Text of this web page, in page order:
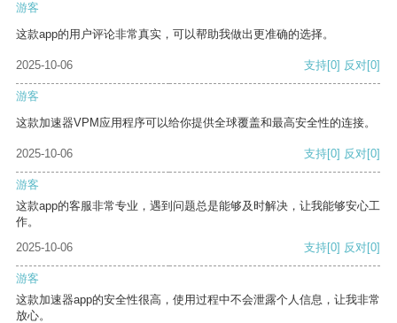
游客
这款app的用户评论非常真实，可以帮助我做出更准确的选择。
2025-10-06 支持[0] 反对[0]
游客
这款加速器VPM应用程序可以给你提供全球覆盖和最高安全性的连接。
2025-10-06 支持[0] 反对[0]
游客
这款app的客服非常专业，遇到问题总是能够及时解决，让我能够安心工
作。
2025-10-06
支持[0] 反对[0]
游客
这款加速器app的安全性很高，使用过程中不会泄露个人信息，让我非常
放心。